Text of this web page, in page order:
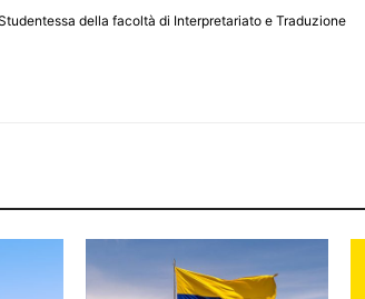
della facoltà di Interpretariato e Traduzione